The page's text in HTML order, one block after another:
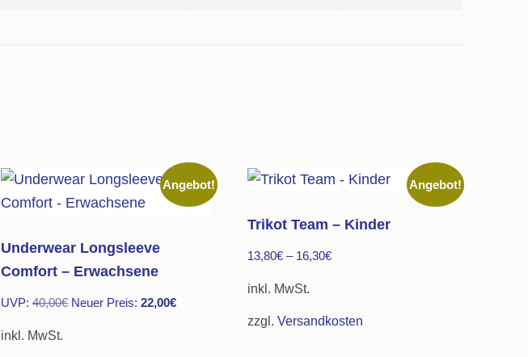
Angebot!
Underwear Longsleeve
Comfort – Erwachsene
UVP: 40,00€ Ursprünglicher
Neuer Preis: 22,00€Aktueller
inkl. MwSt.
Angebot!
Trikot Team – Kinder
13,80€ – 16,30€
inkl. MwSt.
zzgl.Versandkosten